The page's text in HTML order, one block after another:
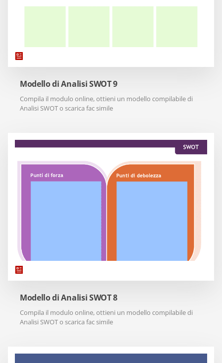
Modello di Analisi SWOT 9
Compila il modulo online, ottieni un modello compilabile di
Analisi SWOT o scarica fac simile
Modello di Analisi SWOT 8
Compila il modulo online, ottieni un modello compilabile di
Analisi SWOT o scarica fac simile